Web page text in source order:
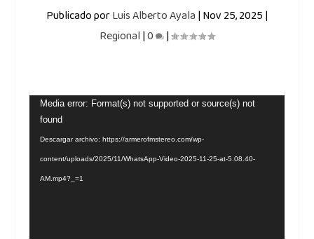
Publicado porLuis Alberto Ayala|Nov 25, 2025|
Regional|0 |
Reproductor
de
vídeo
Media error: Format(s) not supported or source(s) not
found
Descargar archivo: https://armerofmstereo.com/wp-
content/uploads/2025/11/WhatsApp-Video-2025-11-25-at-5.08.40-
AM.mp4?_=1